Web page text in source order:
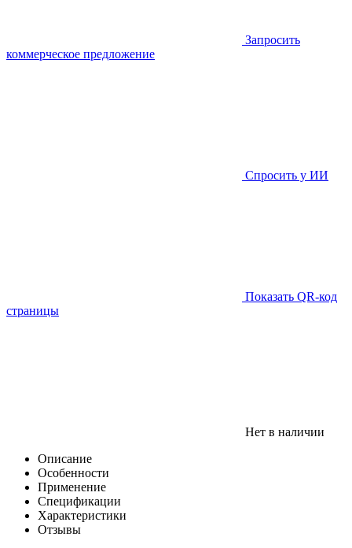
Запросить
коммерческое предложение
Спросить у ИИ
Показать QR-код
страницы
Нет в наличии
Описание
Особенности
Применение
Спецификации
Характеристики
Отзывы